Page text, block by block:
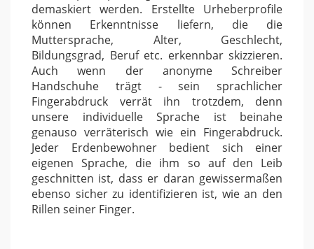
demaskiert werden. Erstellte Urheberprofile
können Erkenntnisse liefern, die die
Muttersprache, Alter, Geschlecht,
Bildungsgrad, Beruf etc. erkennbar skizzieren.
Auch wenn der anonyme Schreiber
Handschuhe trägt - sein sprachlicher
Fingerabdruck verrät ihn trotzdem, denn
unsere individuelle Sprache ist beinahe
genauso verräterisch wie ein Fingerabdruck.
Jeder Erdenbewohner bedient sich einer
eigenen Sprache, die ihm so auf den Leib
geschnitten ist, dass er daran gewissermaßen
ebenso sicher zu identifizieren ist, wie an den
Rillen seiner Finger.